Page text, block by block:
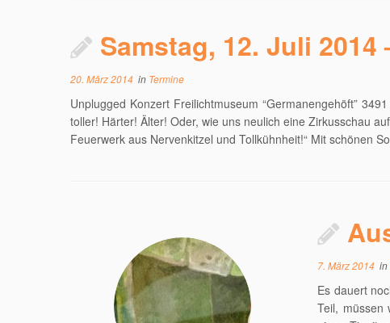
Samstag, 12. Juli
20. März 2014 in Termine
Unplugged Konzert Freilichtmuseum “Germanengehöft”
toller! Härter! Älter! Oder, wie uns neulich eine Zirkusschau
Feuerwerk aus Nervenkitzel und Tollkühnheit!“ Mit schönen
7. März 2014 in
Es dauert
Teil, müssen